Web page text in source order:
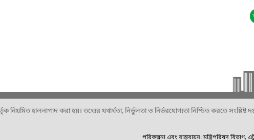
হালনাগাদ করা হয়। তথ্যের যথার্থতা, নির্ভুলতা ও নির্ভরযোগ্যতা নিশ্চিত করতে সংশ্লিষ্ট
পরিকল্পনা এবং বাস্তবায়ন: মন্ত্রিপরিষদ